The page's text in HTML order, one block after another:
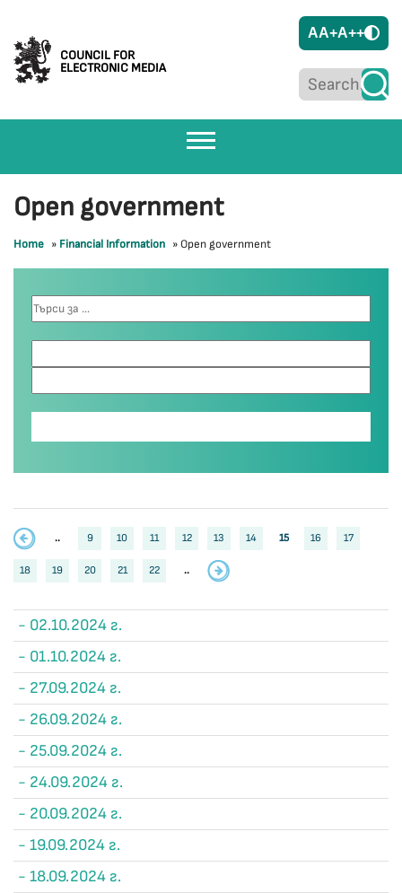
COUNCIL FOR
ELECTRONIC MEDIA
AA+A++
Open government
Home » Financial Information » Open government
.. 9 10 11 12 13 14 15 16 17
18 19 20 21 22 ..
- 02.10.2024 г.
- 01.10.2024 г.
- 27.09.2024 г.
- 26.09.2024 г.
- 25.09.2024 г.
- 24.09.2024 г.
- 20.09.2024 г.
- 19.09.2024 г.
- 18.09.2024 г.